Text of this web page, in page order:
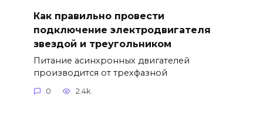
Как правильно провести
подключение электродвигателя
звездой и треугольником
Питание асинхронных двигателей
производится от трехфазной
0 2.4k.